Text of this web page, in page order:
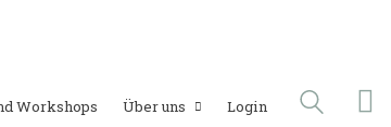
Workshops Über uns Login